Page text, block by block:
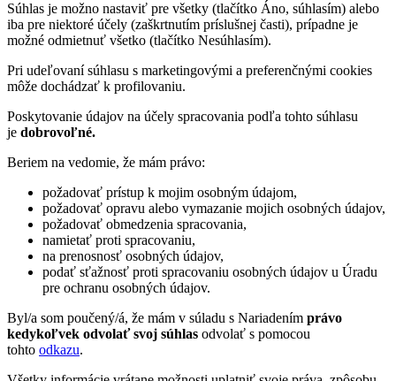
Súhlas je možno nastaviť pre všetky (tlačítko Áno, súhlasím) alebo
iba pre niektoré účely (zaškrtnutím príslušnej časti), prípadne je
možné odmietnuť všetko (tlačítko Nesúhlasím).
Pri udeľovaní súhlasu s marketingovými a preferenčnými cookies
môže dochádzať k profilovaniu.
Poskytovanie údajov na účely spracovania podľa tohto súhlasu
je dobrovoľné.
Beriem na vedomie, že mám právo:
požadovať prístup k mojim osobným údajom,
požadovať opravu alebo vymazanie mojich osobných údajov,
požadovať obmedzenia spracovania,
namietať proti spracovaniu,
na prenosnosť osobných údajov,
podať sťažnosť proti spracovaniu osobných údajov u Úradu
pre ochranu osobných údajov.
Byl/a som poučený/á, že mám v súladu s Nariadením právo
kedykoľvek odvolať svoj súhlas odvolať s pomocou
tohto odkazu.